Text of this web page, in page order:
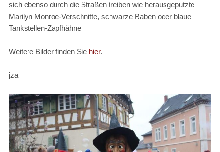
sich ebenso durch die Straßen treiben wie herausgeputzte
Marilyn Monroe-Verschnitte, schwarze Raben oder blaue
Tankstellen-Zapfhähne.
Weitere Bilder finden Sie hier.
jza